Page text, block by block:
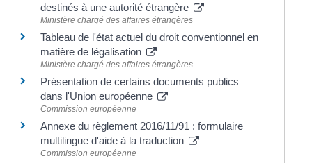
destinés à une autorité étrangère
Ministère chargé des affaires étrangères
Tableau de l'état actuel du droit conventionnel en
matière de légalisation
Ministère chargé des affaires étrangères
Présentation de certains documents publics
dans l'Union européenne
Commission européenne
Annexe du règlement 2016/11/91 : formulaire
multilingue d'aide à la traduction
Commission européenne